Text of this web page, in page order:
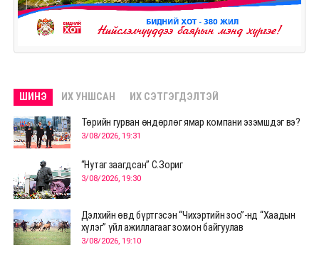
ШИНЭ ИХ УНШСАН ИХ СЭТГЭГДЭЛТЭЙ
Төрийн гурван өндөрлөг ямар компани эзэмшдэг вэ?
3/08/2026, 19:31
“Нутаг заагдсан” С.Зориг
3/08/2026, 19:30
Дэлхийн өвд бүртгэсэн “Чихэртийн зоо”-нд “Хаадын
хүлэг” үйл ажиллагааг зохион байгуулав
3/08/2026, 19:10